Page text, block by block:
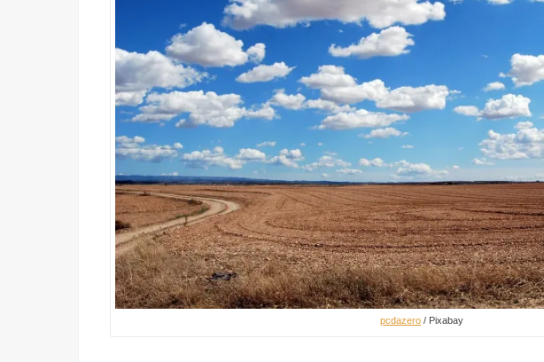
pcdazero / Pixabay